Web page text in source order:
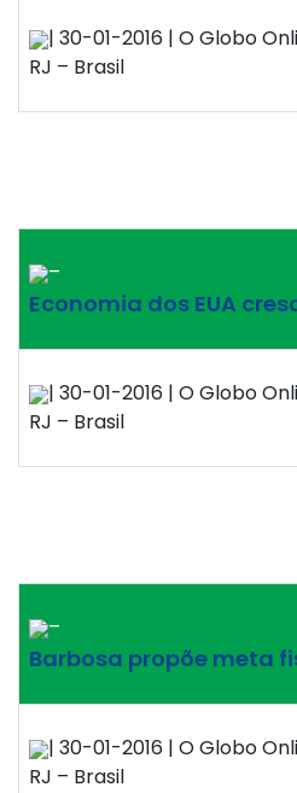
| 30-01-2016 | O Globo
RJ – Brasil
–
Economia dos EUA
| 30-01-2016 | O Globo
RJ – Brasil
–
Barbosa propõe meta
| 30-01-2016 | O Globo
RJ – Brasil